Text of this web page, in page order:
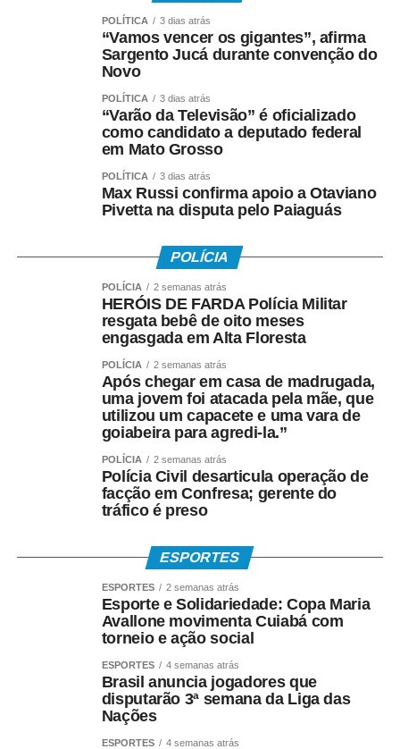
No Centro de Imagem, a população teve acesso a 120
exames de audiometria e impedanciometria, além de 40
exames de próstata.
Atendimento no fim de semana facilita acesso
A possibilidade de realizar exames e consultas aos
sábados é um dos diferenciais do Vira Saúde,
especialmente para trabalhadores e famílias que
encontram dificuldades para buscar atendimento durante
A moradora Dayana Leite de Piza levou os filhos para
realizar exames e destacou a importância da iniciativa.
conhecendo agora o Mutirão da Saúde. É ótimo. Eu
estava aguardando desde o ano passado e agora estou
conseguindo fazer todos os exames dos meus filhos.
Muitas vezes a gente tenta fazer pelo particular e não tem
recurso, então esse mutirão ajuda muito”, relatou.
Ela também destacou a realização dos atendimentos aos
POLÍTICA 3 dias atrás
“Vamos vencer os gigantes”, afirma
Sargento Jucá durante convenção do
Novo
POLÍTICA 3 dias atrás
“Varão da Televisão” é oficializado
como candidato a deputado federal
em Mato Grosso
POLÍTICA 3 dias atrás
Max Russi confirma apoio a Otaviano
Pivetta na disputa pelo Paiaguás
POLÍCIA
POLÍCIA 2 semanas atrás
HERÓIS DE FARDA Polícia Militar
resgata bebê de oito meses
engasgada em Alta Floresta
POLÍCIA 2 semanas atrás
Após chegar em casa de madrugada,
uma jovem foi atacada pela mãe, que
utilizou um capacete e uma vara de
goiabeira para agredi-la.”
POLÍCIA 2 semanas atrás
Polícia Civil desarticula operação de
facção em Confresa; gerente do
tráfico é preso
ESPORTES
ESPORTES 2 semanas atrás
Esporte e Solidariedade: Copa Maria
Avallone movimenta Cuiabá com
torneio e ação social
ESPORTES 4 semanas atrás
Brasil anuncia jogadores que
disputarão 3ª semana da Liga das
Nações
ESPORTES 4 semanas atrás